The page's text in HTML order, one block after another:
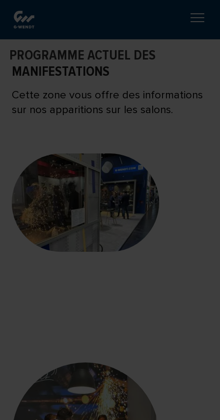
PROGRAMME ACTUEL DES
MANIFESTATIONS
Cette zone vous offre des informations
sur nos apparitions sur les salons.